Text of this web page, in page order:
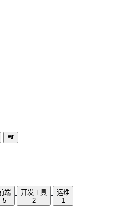
端
5
开发工具
2
运维
1